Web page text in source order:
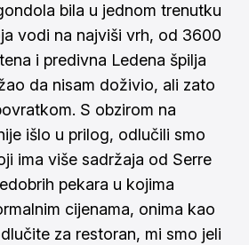
bila u jednom trenutku
vodi na najviši vrh, od 3600
i predivna Ledena špilja
da nisam doživio, ali zato
S obzirom na
išlo u prilog, odlučili smo
ima više sadržaja od Serre
pekara u kojima
cijenama, onima kao
za restoran, mi smo jeli